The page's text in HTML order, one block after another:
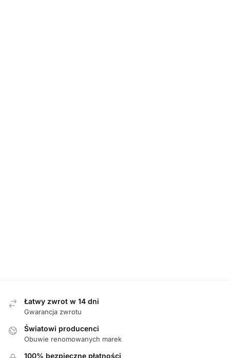
Łatwy zwrot w 14 dni
Gwarancja zwrotu
Światowi producenci
Obuwie renomowanych marek
100% bezpieczne płatności